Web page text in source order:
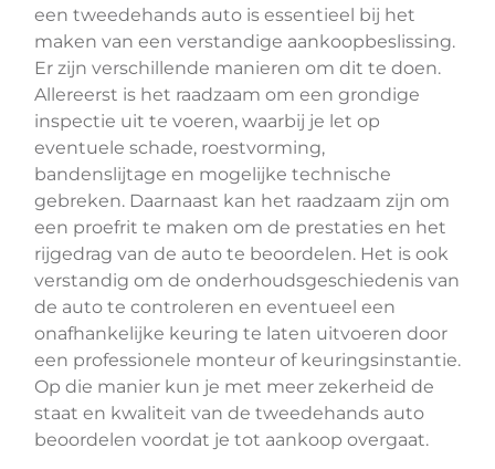
een tweedehands auto is essentieel bij het
maken van een verstandige aankoopbeslissing.
Er zijn verschillende manieren om dit te doen.
Allereerst is het raadzaam om een grondige
inspectie uit te voeren, waarbij je let op
eventuele schade, roestvorming,
bandenslijtage en mogelijke technische
gebreken. Daarnaast kan het raadzaam zijn om
een proefrit te maken om de prestaties en het
rijgedrag van de auto te beoordelen. Het is ook
verstandig om de onderhoudsgeschiedenis van
de auto te controleren en eventueel een
onafhankelijke keuring te laten uitvoeren door
een professionele monteur of keuringsinstantie.
Op die manier kun je met meer zekerheid de
staat en kwaliteit van de tweedehands auto
beoordelen voordat je tot aankoop overgaat.